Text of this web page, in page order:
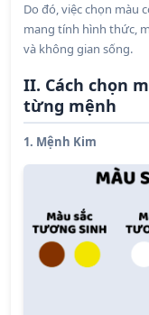
Do đó, việc chọn màu
mang tính hình thức,
và không gian sống.
II. Cách chọn
từng mệnh
1. Mệnh Kim